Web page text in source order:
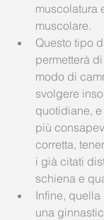
muscolatura
muscolare.
Questo tipo
permetterà
modo di
svolgere
quotidiane,
più
corretta,
i già citati
schiena e
Infine,
una